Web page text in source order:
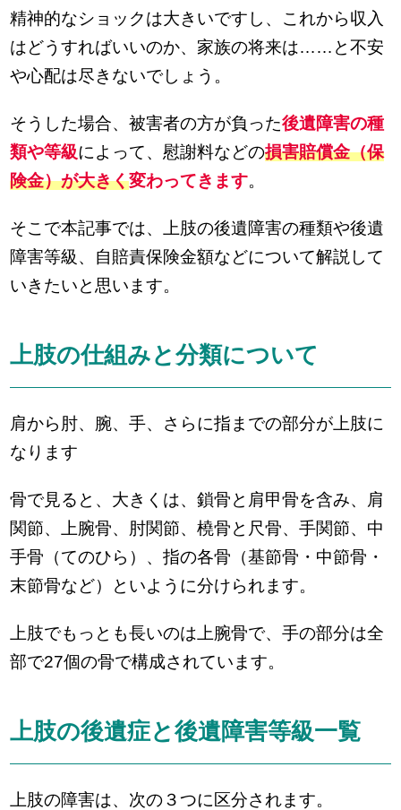
精神的なショックは大きいですし、これから収入
はどうすればいいのか、家族の将来は……と不安
や心配は尽きないでしょう。
そうした場合、被害者の方が負った後遺障害の種
類や等級によって、慰謝料などの損害賠償金（保
険金）が大きく変わってきます。
そこで本記事では、上肢の後遺障害の種類や後遺
障害等級、自賠責保険金額などについて解説して
いきたいと思います。
上肢の仕組みと分類について
肩から肘、腕、手、さらに指までの部分が上肢に
なります
骨で見ると、大きくは、鎖骨と肩甲骨を含み、肩
関節、上腕骨、肘関節、橈骨と尺骨、手関節、中
手骨（てのひら）、指の各骨（基節骨・中節骨・
末節骨など）といように分けられます。
上肢でもっとも長いのは上腕骨で、手の部分は全
部で27個の骨で構成されています。
上肢の後遺症と後遺障害等級一覧
上肢の障害は、次の３つに区分されます。